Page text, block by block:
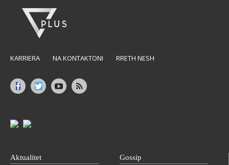
KARRIERA NA KONTAKTONI RRETH NESH
Aktualitet Gossip